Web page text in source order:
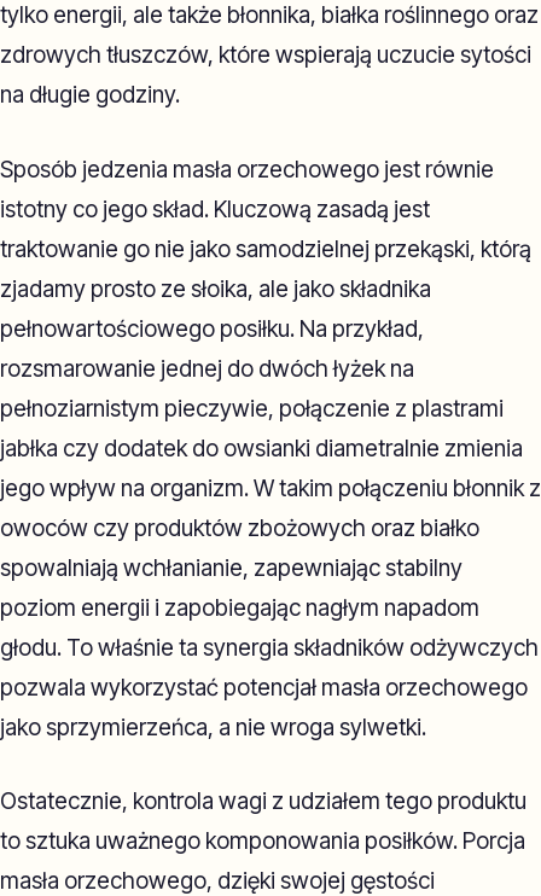
tylko energii, ale także błonnika, białka roślinnego oraz
zdrowych tłuszczów, które wspierają uczucie sytości
na długie godziny.
Sposób jedzenia masła orzechowego jest równie
istotny co jego skład. Kluczową zasadą jest
traktowanie go nie jako samodzielnej przekąski, którą
zjadamy prosto ze słoika, ale jako składnika
pełnowartościowego posiłku. Na przykład,
rozsmarowanie jednej do dwóch łyżek na
pełnoziarnistym pieczywie, połączenie z plastrami
jabłka czy dodatek do owsianki diametralnie zmienia
jego wpływ na organizm. W takim połączeniu błonnik z
owoców czy produktów zbożowych oraz białko
spowalniają wchłanianie, zapewniając stabilny
poziom energii i zapobiegając nagłym napadom
głodu. To właśnie ta synergia składników odżywczych
pozwala wykorzystać potencjał masła orzechowego
jako sprzymierzeńca, a nie wroga sylwetki.
Ostatecznie, kontrola wagi z udziałem tego produktu
to sztuka uważnego komponowania posiłków. Porcja
masła orzechowego, dzięki swojej gęstości